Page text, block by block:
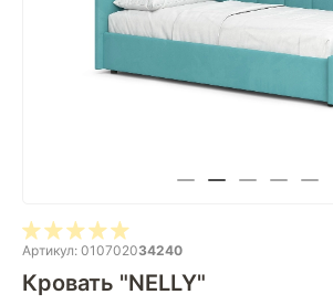
Артикул: 010702034240
Кровать "NELLY"